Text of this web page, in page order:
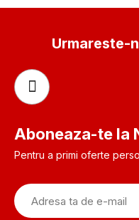
Urmareste-
Aboneaza-te la
Pentru a primi oferte